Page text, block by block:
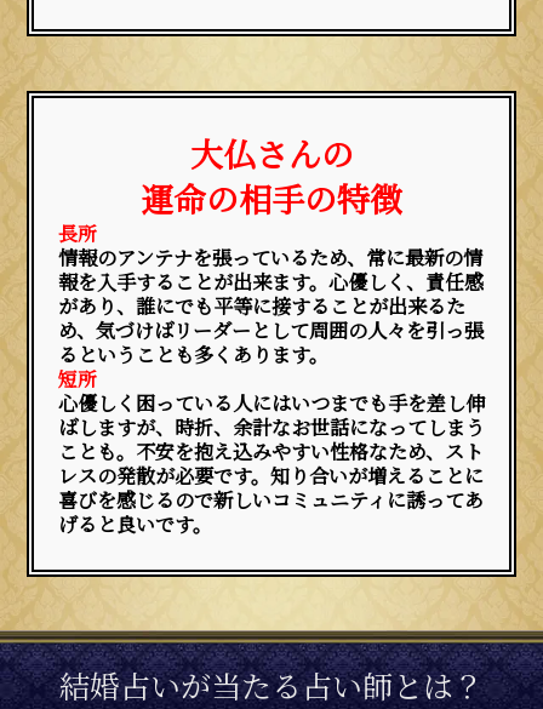
大仏さんの
運命の相手の特徴
長所
情報のアンテナを張っているため、常に最新の情
報を入手することが出来ます。心優しく、責任感
があり、誰にでも平等に接することが出来るた
め、気づけばリーダーとして周囲の人々を引っ張
るということも多くあります。
短所
心優しく困っている人にはいつまでも手を差し伸
ばしますが、時折、余計なお世話になってしまう
ことも。不安を抱え込みやすい性格なため、スト
レスの発散が必要です。知り合いが増えることに
喜びを感じるので新しいコミュニティに誘ってあ
げると良いです。
結婚占いが当たる占い師とは？